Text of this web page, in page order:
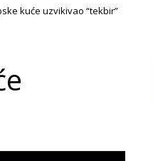
kuće uzvikivao “tekbir”